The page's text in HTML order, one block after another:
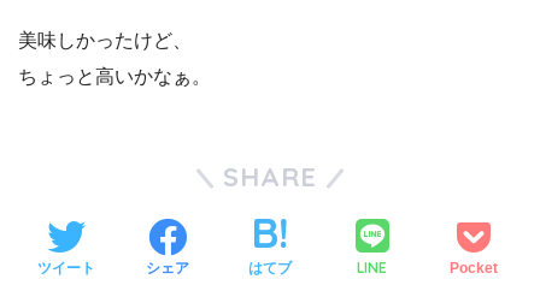
美味しかったけど、
ちょっと高いかなぁ。
SHARE
ツイート シェア はてブ LINE Pocket